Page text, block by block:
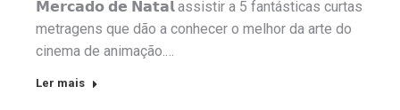
𝗠𝗲𝗿𝗰𝗮𝗱𝗼 𝗱𝗲 𝗡𝗮𝘁𝗮𝗹 assistir a 5 fantásticas curtas
metragens que dão a conhecer o melhor da arte do
cinema de animação.…
Ler mais